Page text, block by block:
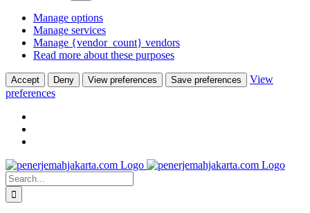
Manage options
Manage services
Manage {vendor_count} vendors
Read more about these purposes
Accept Deny View preferences Save preferences
View
preferences
Skip
to
content
Search
for: